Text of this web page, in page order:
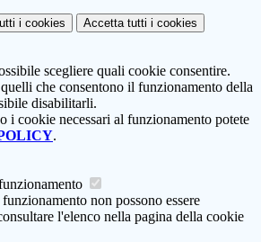
i cookies Accetta tutti i cookies
scegliere quali cookie consentire.
che consentono il funzionamento della
disabilitarli.
i cookie necessari al funzionamento potete
.
non possono essere
l'elenco nella pagina della cookie